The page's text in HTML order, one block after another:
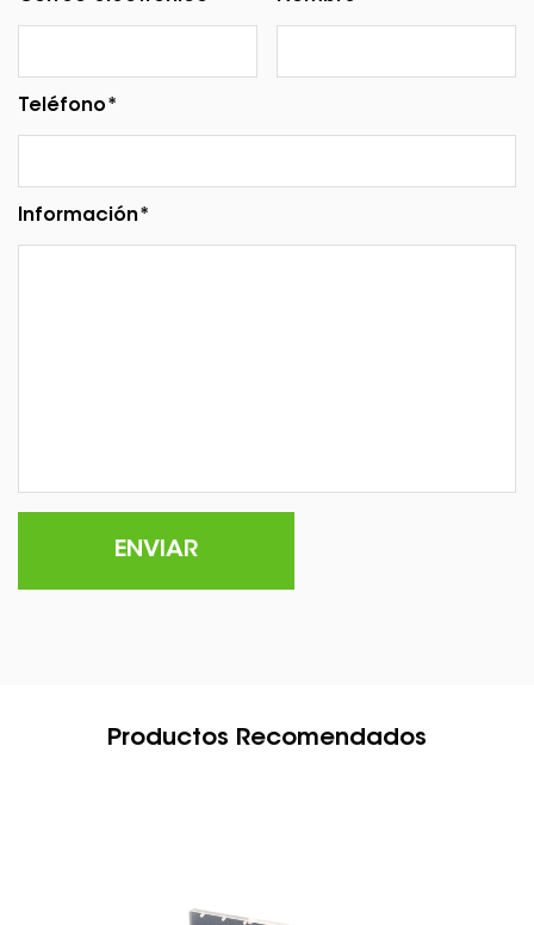
Teléfono*
Información*
Productos Recomendados